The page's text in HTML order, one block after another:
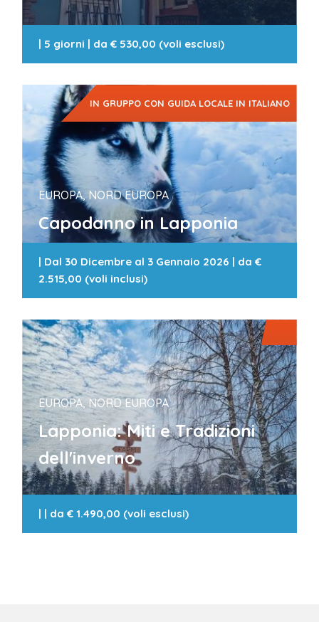
| 5 giorni | da€ 530,00 (voli esclusi)
IN GRUPPO CON GUIDA LOCALE IN ITALIANO
EUROPA, NORD EUROPA
Capodanno in Lapponia
| Dal 30 Dicembre al 3 Gennaio 2026 | da€
2.515,00 (voli inclusi)
EUROPA, NORD EUROPA
Lapponia: Miti e Tradizioni
dell'inverno
| | da€ 1.490,00 (voli esclusi)